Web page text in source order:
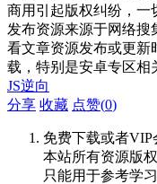
商用引起版权纠纷，一
发布资源来源于网络
看文章资源发布或更新
载，特别是安卓专区相
JS逆向
分享 收藏 点赞(0)
免费下载或者VIP
本站所有资源版
只能用于参考学